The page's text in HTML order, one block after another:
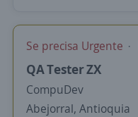
Se precisa Urgente
QA Tester ZX
CompuDev
Abejorral, Antioquia